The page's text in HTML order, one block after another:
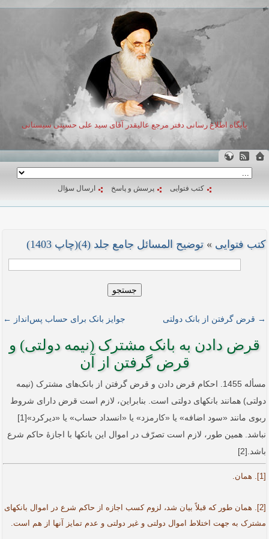
پایگاه اطلاع رسانی دفتر مرجع عالیقدر آقای سید علی حسینی سیستانی
کتب فتوایی پرسش و پاسخ ارسال سؤال
کتب فتوایی » توضیح المسائل جامع جلد (4)(چاپ 1403)
جستجو
جوایز بانک برای حساب پس‌انداز ← → قرض گرفتن از بانک دولتی
قرض دادن به بانک مشترک (نیمه دولتی) و
قرض گرفتن از آن
مسأله 1455. احکام قرض دادن و قرض گرفتن از بانک‌های مشترک (نیمه
دولتی) همانند بانک­های دولتی است. بنابراین، لازم است قرض دارای شروط
ربوی مانند «سود اضافه» یا «کارمزد» یا «انسداد حساب» یا «دیرکرد»[1]
نباشد. همین طور، لازم است تصرّف در اموال این بانک­ها با اجازۀ حاکم شرع
باشد.[2]
[1]. همان.
[2]. همان طور که قبلاً بیان شد، لزوم کسب اجازه از حاکم شرع در اموال بانک­های
مشترک به جهت اختلاط اموال دولتی و غیر دولتی و عدم تمایز آنها از هم است.